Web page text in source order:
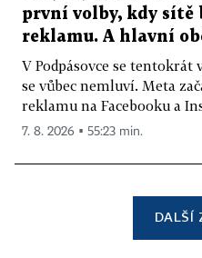
první volby, kdy
reklamu. A hlavní
V Podpásovce se
se vůbec nemluví. Meta
reklamu na Facebooku a
7. 8. 2026 ▪ 55:23 min.
DALŠÍ